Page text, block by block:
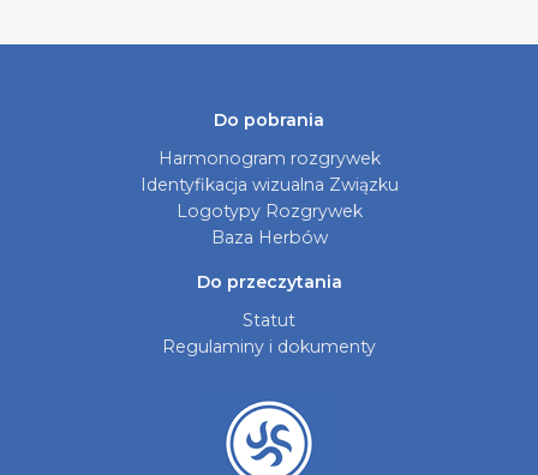
Do pobrania
Harmonogram rozgrywek
Identyfikacja wizualna Związku
Logotypy Rozgrywek
Baza Herbów
Do przeczytania
Statut
Regulaminy i dokumenty